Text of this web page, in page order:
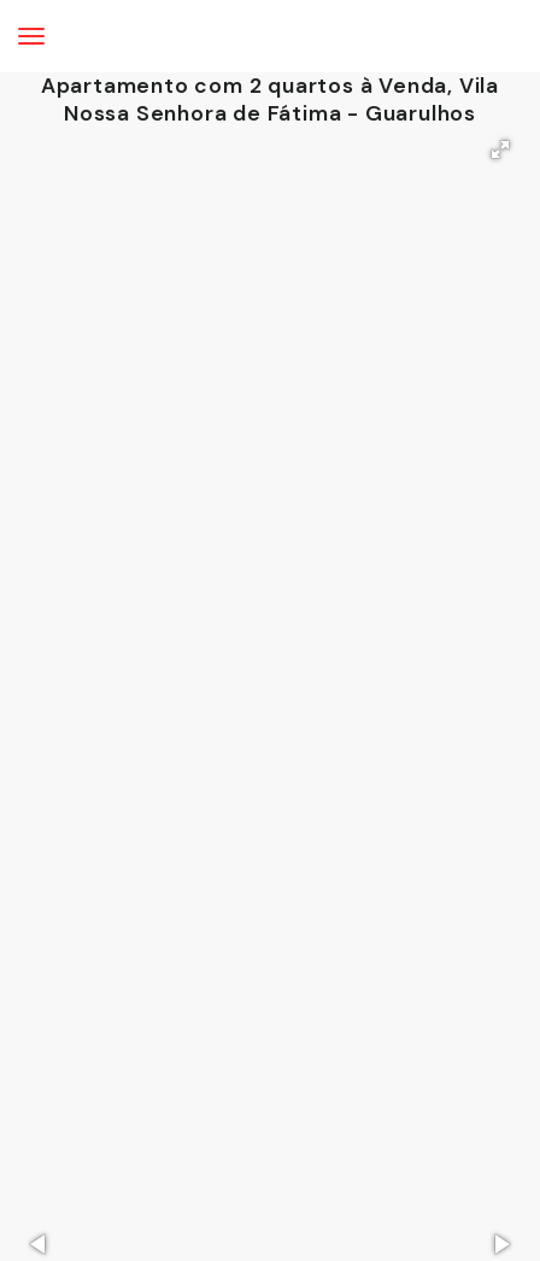
Apartamento com 2 quartos à Venda, Vila
Nossa Senhora de Fátima - Guarulhos